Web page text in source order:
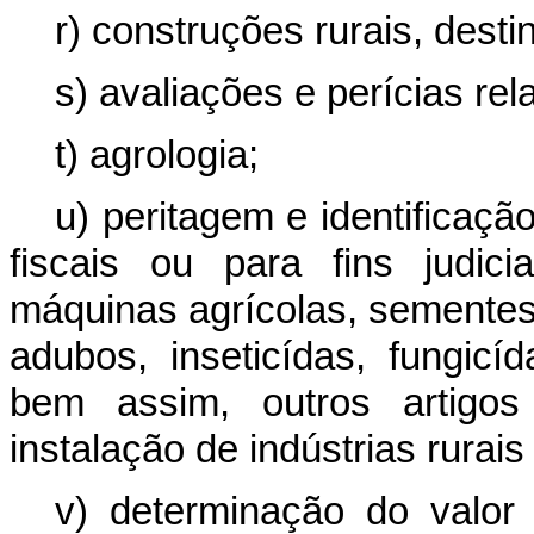
r) construções rurais,
s) avaliações e perícias
t) agrologia;
u) peritagem e
fiscais ou para fins
máquinas agrícolas,
adubos, inseticídas,
bem assim, outros
instalação de indústrias
v) determinação do